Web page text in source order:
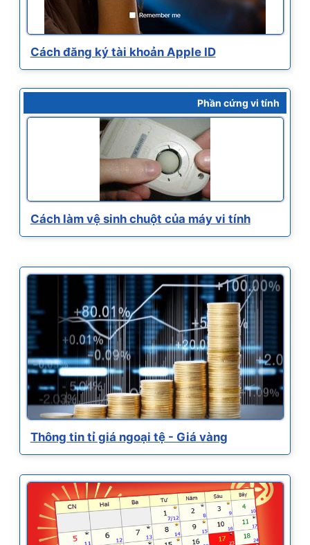
Cách đăng ký tài khoản Apple ID
Phần cứng vi tính
Cách làm vệ sinh chuột của máy vi tính
Thông tin tỉ giá ngoại tệ - Giá vàng